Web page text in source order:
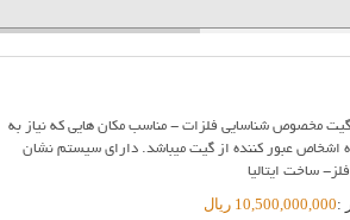
مراجعه
financial@farabak.com مالی اداری
develop@farabak.com :توسعه
گیت مخصوص شناسایی فلزات - مناسب مکان هایی که نیاز به
اشخاص عبور کننده از گیت میباشد. دارای سیستم نشان
ساخت ایتالیا
:10,500,000,000 ریال